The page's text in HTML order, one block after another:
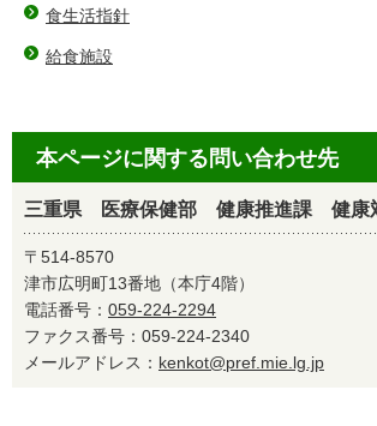
食生活指針
給食施設
本ページに関する問い合わせ先
三重県 医療保健部 健康推進課 健康
〒514-8570
津市広明町13番地（本庁4階）
電話番号： 059-224-2294
ファクス番号：059-224-2340
メールアドレス： kenkot@pref.mie.lg.jp